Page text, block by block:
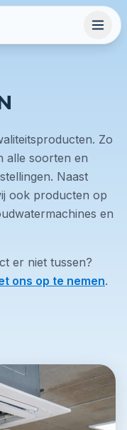
Zo
alle soorten en
Naast
ook producten op
en
er niet tussen?
ons op te nemen.